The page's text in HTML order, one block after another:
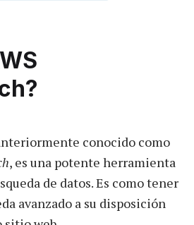
conocido como
, es una potente herramienta
de datos. Es como tener
avanzado a su disposición